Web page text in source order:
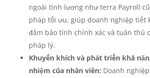
ngoài tính lương như terra Payroll
pháp tối ưu, giúp doanh nghiệp tiết
đảm bảo tính chính xác và tuân thủ
pháp lý.
Khuyến khích và phát triển khả
nhiệm của nhân viên: Doanh